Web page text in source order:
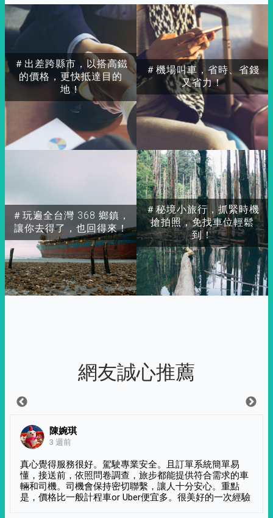
＃出差跨縣市，以搭高鐵
的價格，更快抵達目的
地！
＃玩遍全台灣 368 鄉鎮，
讓你去得了，也回得來！
＃秘境小旅行，抓緊時機
搶拍照，免找車位輕鬆
到！
＃機場叫車，省時、省錢
又省力！
網友誠心推薦
陳婉琪
3 週前
真心覺得服務很好。駕駛專業安全。且訂單系統簡單易
懂，接送前，依照問卷調查，旅步都能提供符合需求的車
輛和司機。司機會保持密切聯繫，讓人十分安心。重點
是，價格比一般計程車or Uber便宜多。很美好的一次經驗